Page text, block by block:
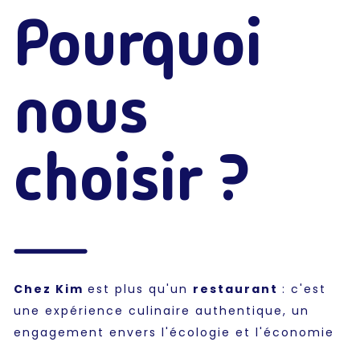
Pourquoi
nous
choisir ?
Chez Kim est plus qu'un restaurant : c'est
une expérience culinaire authentique, un
engagement envers l'écologie et l'économie